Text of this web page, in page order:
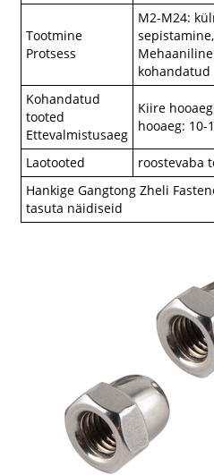
Tootmine
Protsess
M2-M24:
sepistamine,
Kohandatud
tooted
Ettevalmistusaeg
Kiire
hooaeg: 10-
Laotooted
roostevaba
Hankige Gangtong Zheli
tasuta näidiseid